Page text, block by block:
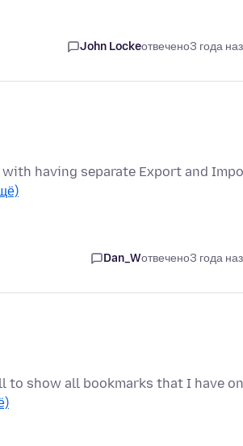
John Lockeотвечено3 года
having separate Export and
Dan_Wотвечено3 года
to show all bookmarks that I have on